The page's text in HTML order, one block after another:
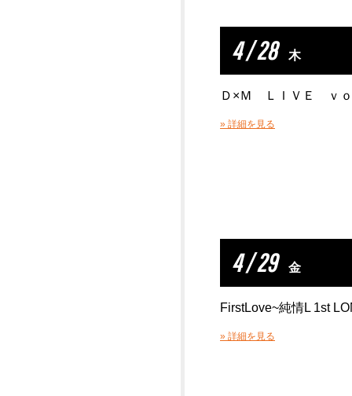
4 / 28 木
Ｄ×Ｍ ＬＩＶＥ ｖｏ
» 詳細を見る
4 / 29 金
FirstLove~純情L 1st
» 詳細を見る